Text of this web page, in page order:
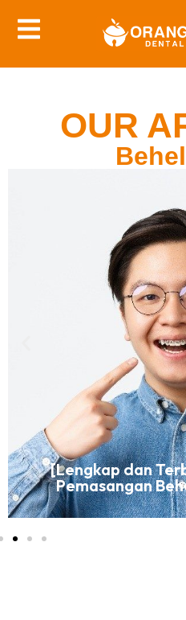
OUR
[Lengkap dan
Pemasangan